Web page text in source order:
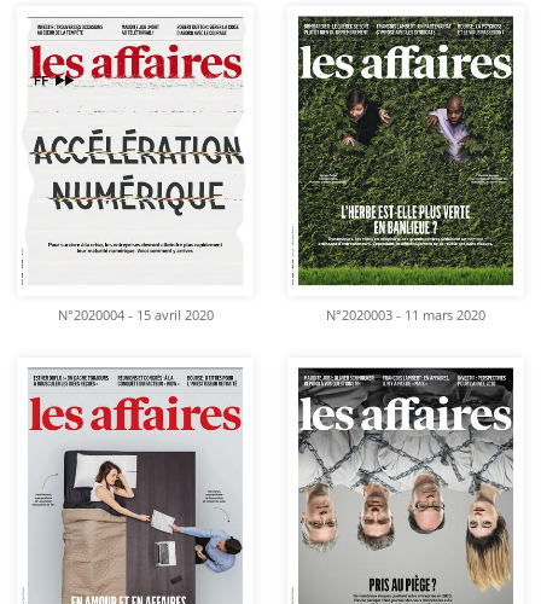
N°2020004 - 15 avril 2020 N°2020003 - 11 mars 2020